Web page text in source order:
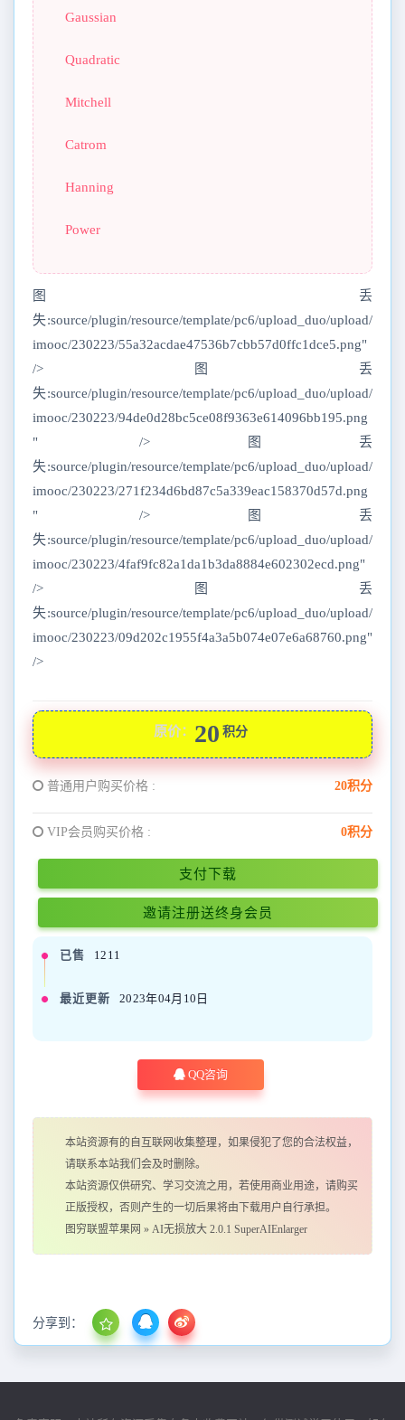
Gaussian
Quadratic
Mitchell
Catrom
Hanning
Power
图丢
失:source/plugin/resource/template/pc6/upload_duo/upload/
imooc/230223/55a32acdae47536b7cbb57d0ffc1dce5.png"
/>图丢
失:source/plugin/resource/template/pc6/upload_duo/upload/
imooc/230223/94de0d28bc5ce08f9363e614096bb195.png
" />图丢
失:source/plugin/resource/template/pc6/upload_duo/upload/
imooc/230223/271f234d6bd87c5a339eac158370d57d.png
" />图丢
失:source/plugin/resource/template/pc6/upload_duo/upload/
imooc/230223/4faf9fc82a1da1b3da8884e602302ecd.png"
/>图丢
失:source/plugin/resource/template/pc6/upload_duo/upload/
imooc/230223/09d202c1955f4a3a5b074e07e6a68760.png"
/>
原价： 20 积分
普通用户购买价格 : 20积分
VIP会员购买价格 : 0积分
支付下载
邀请注册送终身会员
已售 1211
最近更新 2023年04月10日
QQ咨询
本站资源有的自互联网收集整理，如果侵犯了您的合法权益，
请联系本站我们会及时删除。
本站资源仅供研究、学习交流之用，若使用商业用途，请购买
正版授权，否则产生的一切后果将由下载用户自行承担。
图穷联盟苹果网 » AI无损放大 2.0.1 SuperAIEnlarger
分享到：